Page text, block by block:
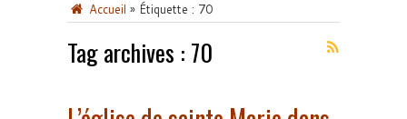
Accueil » Étiquette : 70
Tag archives : 70